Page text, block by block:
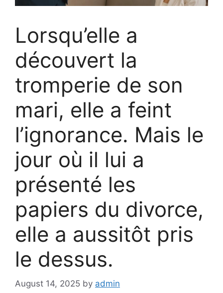
Lorsqu’elle a
découvert la
tromperie de son
mari, elle a feint
l’ignorance. Mais le
jour où il lui a
présenté les
papiers du divorce,
elle a aussitôt pris
le dessus.
August 14, 2025 by admin